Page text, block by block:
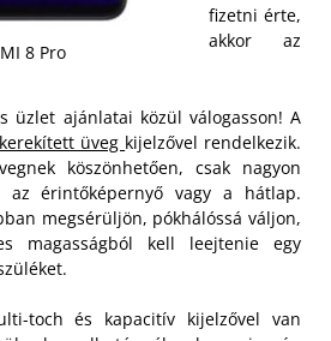
8 Pro
fizetni érte,
akkor az
üzlet ajánlatai közül válogasson! A
üveg kijelzővel rendelkezik.
köszönhetően, csak nagyon
az érintőképernyő vagy a hátlap.
megsérüljön, pókhálóssá váljon,
magasságból kell leejtenie egy
toch és kapacitív kijelzővel van